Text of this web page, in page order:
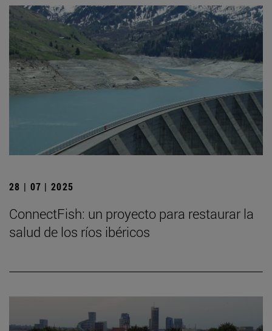
28 | 07 | 2025
ConnectFish: un proyecto para restaurar la
salud de los ríos ibéricos